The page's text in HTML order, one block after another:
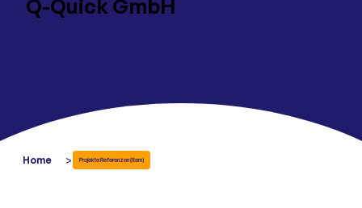
Q-Quick GmbH
Home > Projekte Referenzen (Item)